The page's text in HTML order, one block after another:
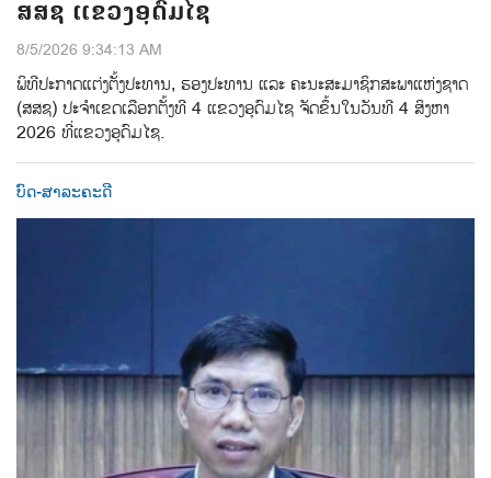
ສສຊ ແຂວງອຸດົມໄຊ
8/5/2026 9:34:13 AM
ພິທີປະກາດແຕ່ງຕ້ັງປະທານ, ຮອງປະທານ ແລະ ຄະນະສະມາຊິກສະພາແຫ່ງຊາດ
(ສສຊ) ປະຈຳເຂດເລືອກຕັ້ງທີ 4 ແຂວງອຸດົມໄຊ ຈັດຂຶ້ນໃນວັນທີ 4 ສິງຫາ
2026 ທີ່ແຂວງອຸດົມໄຊ.
ບົດ-ສາລະຄະດີ